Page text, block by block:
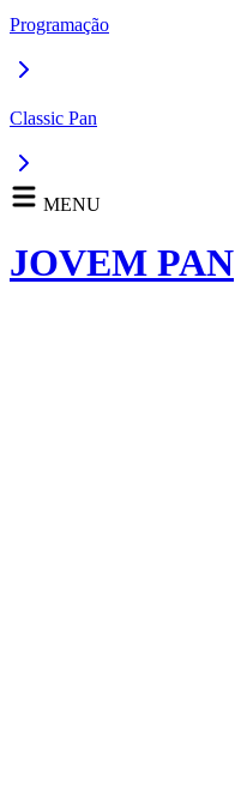
Programação
Classic Pan
MENU
JOVEM PAN